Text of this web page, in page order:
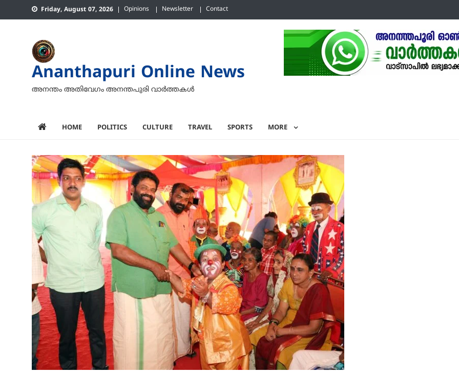
to
Friday, August 07, 2026 Opinions Newsletter Contact
Ananthapuri Online News
അനന്തം അതിവേഗം അനന്തപുരി വാര്‍ത്തകള്‍
HOME POLITICS CULTURE TRAVEL SPORTS MORE